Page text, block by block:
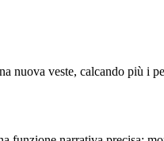
nuova veste, calcando più i